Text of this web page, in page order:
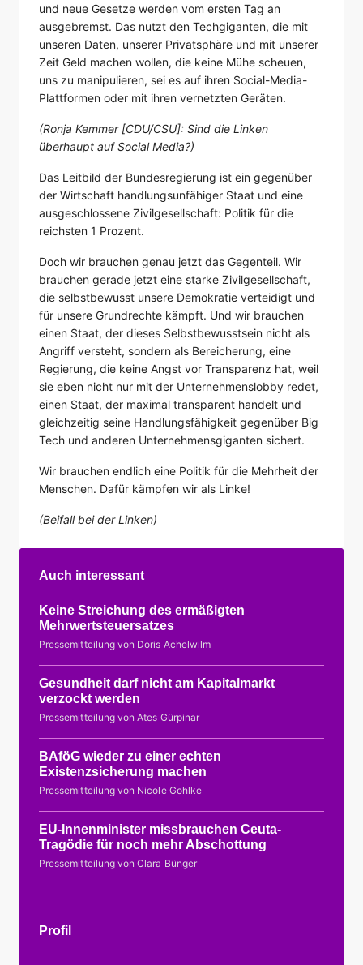
und neue Gesetze werden vom ersten Tag an
ausgebremst. Das nutzt den Techgiganten, die mit
unseren Daten, unserer Privatsphäre und mit unserer
Zeit Geld machen wollen, die keine Mühe scheuen,
uns zu manipulieren, sei es auf ihren Social-Media-
Plattformen oder mit ihren vernetzten Geräten.
(Ronja Kemmer [CDU/CSU]: Sind die Linken
überhaupt auf Social Media?)
Das Leitbild der Bundesregierung ist ein gegenüber
der Wirtschaft handlungsunfähiger Staat und eine
ausgeschlossene Zivilgesellschaft: Politik für die
reichsten 1 Prozent.
Doch wir brauchen genau jetzt das Gegenteil. Wir
brauchen gerade jetzt eine starke Zivilgesellschaft,
die selbstbewusst unsere Demokratie verteidigt und
für unsere Grundrechte kämpft. Und wir brauchen
einen Staat, der dieses Selbstbewusstsein nicht als
Angriff versteht, sondern als Bereicherung, eine
Regierung, die keine Angst vor Transparenz hat, weil
sie eben nicht nur mit der Unternehmenslobby redet,
einen Staat, der maximal transparent handelt und
gleichzeitig seine Handlungsfähigkeit gegenüber Big
Tech und anderen Unternehmensgiganten sichert.
Wir brauchen endlich eine Politik für die Mehrheit der
Menschen. Dafür kämpfen wir als Linke!
(Beifall bei der Linken)
Auch interessant
Keine Streichung des ermäßigten
Mehrwertsteuersatzes
Pressemitteilung von Doris Achelwilm
Gesundheit darf nicht am Kapitalmarkt
verzockt werden
Pressemitteilung von Ates Gürpinar
BAföG wieder zu einer echten
Existenzsicherung machen
Pressemitteilung von Nicole Gohlke
EU-Innenminister missbrauchen Ceuta-
Tragödie für noch mehr Abschottung
Pressemitteilung von Clara Bünger
Profil